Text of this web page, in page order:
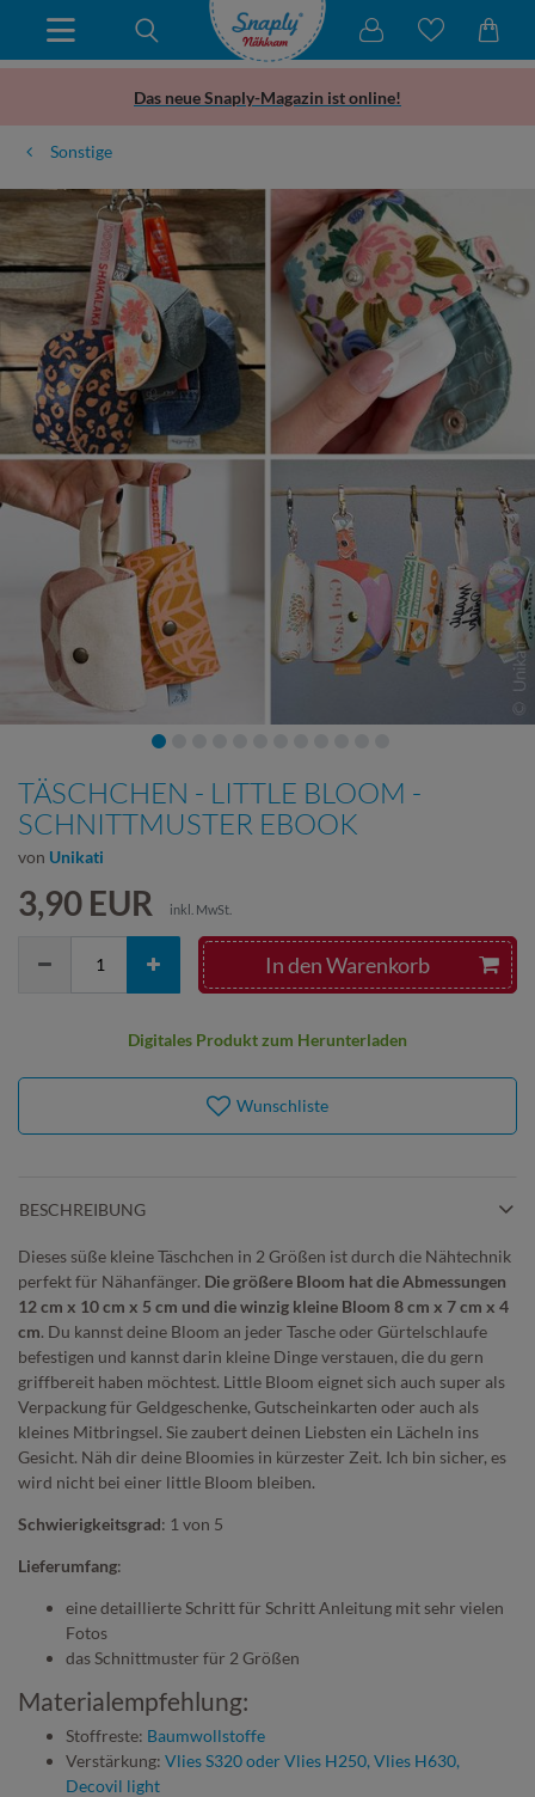
Das neue Snaply-Magazin ist online!
Sonstige
TÄSCHCHEN - LITTLE BLOOM -
SCHNITTMUSTER EBOOK
von Unikati
3,90 EUR inkl. MwSt.
In den Warenkorb
Digitales Produkt zum Herunterladen
Wunschliste
BESCHREIBUNG
Dieses süße kleine Täschchen in 2 Größen ist durch die Nähtechnik
perfekt für Nähanfänger. Die größere Bloom hat die Abmessungen
12 cm x 10 cm x 5 cm und die winzig kleine Bloom 8 cm x 7 cm x 4
cm. Du kannst deine Bloom an jeder Tasche oder Gürtelschlaufe
befestigen und kannst darin kleine Dinge verstauen, die du gern
griffbereit haben möchtest. Little Bloom eignet sich auch super als
Verpackung für Geldgeschenke, Gutscheinkarten oder auch als
kleines Mitbringsel. Sie zaubert deinen Liebsten ein Lächeln ins
Gesicht. Näh dir deine Bloomies in kürzester Zeit. Ich bin sicher, es
wird nicht bei einer little Bloom bleiben.
Schwierigkeitsgrad: 1 von 5
Lieferumfang:
eine detaillierte Schritt für Schritt Anleitung mit sehr vielen
Fotos
das Schnittmuster für 2 Größen
Materialempfehlung:
Stoffreste: Baumwollstoffe
Verstärkung: Vlies S320 oder Vlies H250, Vlies H630,
Decovil light